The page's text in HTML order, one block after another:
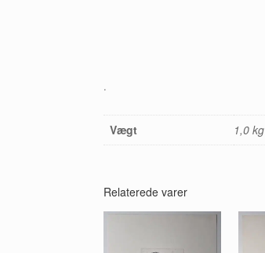
.
Vægt 1,0 kg
Relaterede varer